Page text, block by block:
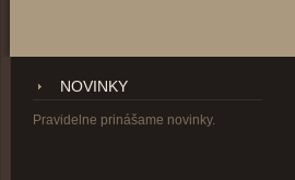
NOVINKY
Pravidelne prinášame novinky.